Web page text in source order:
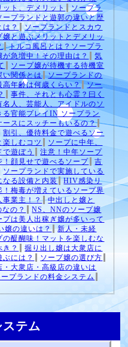
ト、デメリット
ソープラ
ープランドと遊郭の違いと歴
？
ソープランドとスカウ
嬢と遊ぶメリットとデメリッ
トルコ風呂とは？ソープラ
急増中！その理由は？
気
ソープ嬢が待機する待機室
い関係とは
ソープランドの
高年齢は何歳くらい？
ソー
事件、それとも心霊？曰く
名人、芸能人、アイドルのソ
る官能プレイIN ソープラン
ースにスッチーもいるの？
割引、優待料金で遊べるソー
楽しむコツ
ソープに中年、
遊ぼう
注意！中年ソープ
！顔見せで遊べるソープ
吉
ソープランドで実施している
なる設備と内装
HIV感染リ
！梅毒が増えているソープ界
事業主！？
中出しと嬢と
の？
NS、NNのソープ嬢
プは美人出稼ぎ嬢が多いって
嬢の違いは？
新人・未経
の醍醐味！マットを楽しむな
？
掘り出し嬢は大衆店に
には？
ソープ嬢の選び方
・大衆店・高級店の違いは
ープランドの料金システム
テム